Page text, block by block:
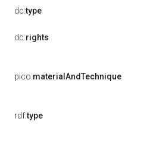
dc:type
dc:rights
pico:materialAndTechnique
rdf:type